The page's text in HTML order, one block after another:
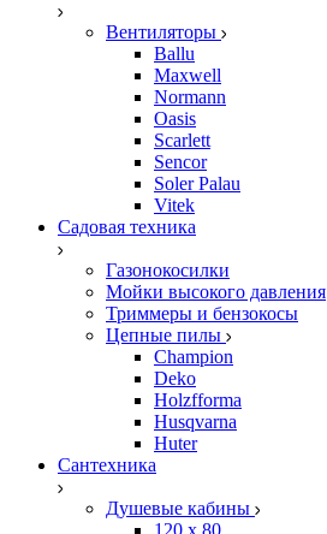
Вентиляторы
Ballu
Maxwell
Normann
Oasis
Scarlett
Sencor
Soler Palau
Vitek
Садовая техника
Газонокосилки
Мойки высокого давления
Триммеры и бензокосы
Цепные пилы
Champion
Deko
Holzfforma
Husqvarna
Huter
Сантехника
Душевые кабины
120 x 80